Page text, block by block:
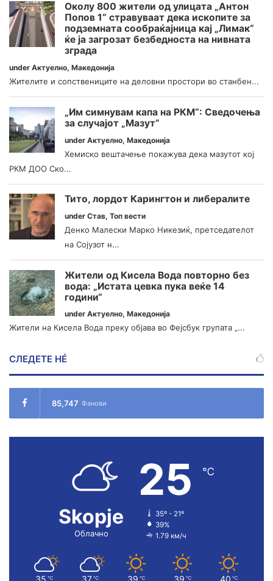
Околу 800 жители од улицата „Антон
Попов 1“ стравуваат дека ископите за
подземната сообраќајница кај „Лимак“
ќе ја загрозат безбедноста на нивната
зграда
under Актуелно, Македонија
Жителите и сопствениците на деловни простори во станбен...
„Им симнувам капа на РКМ“: Сведочења
за случајот „Мазут“
under Актуелно, Македонија
Хемиско вештачење покажува дека мазутот кој
РКМ ДОО Ско...
Тито, лордот Карингтон и либералите
under Став, Топ вести
Денко Малески Марко Никезиќ, претседателот
на Сојузот н...
Жители од Кисела Вода повторно без
вода: „Истата цевка пука веќе 14
години“
under Актуелно, Македонија
Жители на Кисела Вода преку објава во Фејсбук групата „...
СЛЕДЕТЕ НÉ
85,747 Фанови
Skopje
Облачно
25 ℃
35º - 21º
39%
1.79 км/ч
℃ ℃ ℃ ℃ ℃